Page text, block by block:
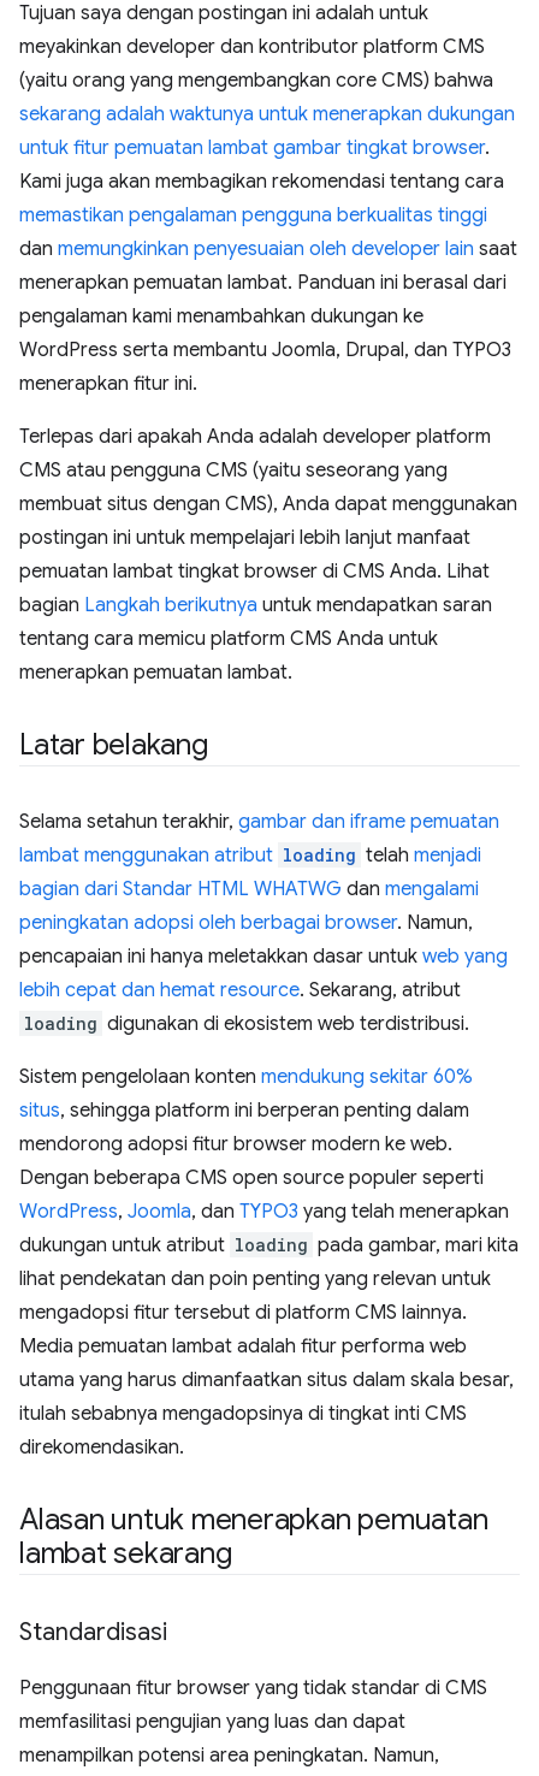
Tujuan saya dengan postingan ini adalah untuk
meyakinkan developer dan kontributor platform CMS
(yaitu orang yang mengembangkan core CMS) bahwa
sekarang adalah waktunya untuk menerapkan dukungan
untuk fitur pemuatan lambat gambar tingkat browser.
Kami juga akan membagikan rekomendasi tentang cara
memastikan pengalaman pengguna berkualitas tinggi
dan memungkinkan penyesuaian oleh developer lain saat
menerapkan pemuatan lambat. Panduan ini berasal dari
pengalaman kami menambahkan dukungan ke
WordPress serta membantu Joomla, Drupal, dan TYPO3
menerapkan fitur ini.
Terlepas dari apakah Anda adalah developer platform
CMS atau pengguna CMS (yaitu seseorang yang
membuat situs dengan CMS), Anda dapat menggunakan
postingan ini untuk mempelajari lebih lanjut manfaat
pemuatan lambat tingkat browser di CMS Anda. Lihat
bagian Langkah berikutnya untuk mendapatkan saran
tentang cara memicu platform CMS Anda untuk
menerapkan pemuatan lambat.
Latar belakang
Selama setahun terakhir, gambar dan iframe pemuatan
lambat menggunakan atribut loading telah menjadi
bagian dari Standar HTML WHATWG dan mengalami
peningkatan adopsi oleh berbagai browser. Namun,
pencapaian ini hanya meletakkan dasar untuk web yang
lebih cepat dan hemat resource. Sekarang, atribut
loading digunakan di ekosistem web terdistribusi.
Sistem pengelolaan konten mendukung sekitar 60%
situs, sehingga platform ini berperan penting dalam
mendorong adopsi fitur browser modern ke web.
Dengan beberapa CMS open source populer seperti
WordPress, Joomla, dan TYPO3 yang telah menerapkan
dukungan untuk atribut loading pada gambar, mari kita
lihat pendekatan dan poin penting yang relevan untuk
mengadopsi fitur tersebut di platform CMS lainnya.
Media pemuatan lambat adalah fitur performa web
utama yang harus dimanfaatkan situs dalam skala besar,
itulah sebabnya mengadopsinya di tingkat inti CMS
direkomendasikan.
Alasan untuk menerapkan pemuatan
lambat sekarang
Standardisasi
Penggunaan fitur browser yang tidak standar di CMS
memfasilitasi pengujian yang luas dan dapat
menampilkan potensi area peningkatan. Namun,